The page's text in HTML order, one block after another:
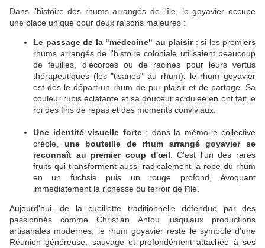
Dans l'histoire des rhums arrangés de l'île, le goyavier occupe
une place unique pour deux raisons majeures :
Le passage de la "médecine" au plaisir: si les premiers
rhums arrangés de l'histoire coloniale utilisaient beaucoup
de feuilles, d'écorces ou de racines pour leurs vertus
thérapeutiques (les "tisanes" au rhum), le rhum goyavier
est dès le départ un rhum de pur plaisir et de partage. Sa
couleur rubis éclatante et sa douceur acidulée en ont fait le
roi des fins de repas et des moments conviviaux.
Une identité visuelle forte : dans la mémoire collective
créole, une bouteille de rhum arrangé goyavier se
reconnaît au premier coup d'œil . C'est l'un des rares
fruits qui transforment aussi radicalement la robe du rhum
en un fuchsia puis un rouge profond, évoquant
immédiatement la richesse du terroir de l'île.
Aujourd'hui, de la cueillette traditionnelle défendue par des
passionnés comme Christian Antou jusqu'aux productions
artisanales modernes, le rhum goyavier reste le symbole d'une
Réunion généreuse, sauvage et profondément attachée à ses